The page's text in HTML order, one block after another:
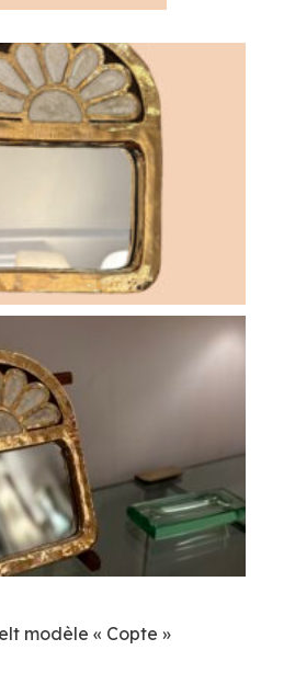
modèle « Copte »